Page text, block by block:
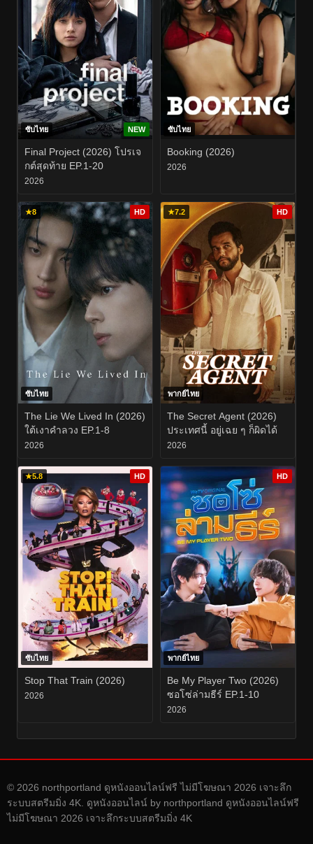
ซับไทย NEW
Final Project (2026) โปรเจ
กต์สุดท้าย EP.1-20
2026
ซับไทย
Booking (2026)
2026
★8 HD
ซับไทย
The Lie We Lived In (2026)
ใต้เงาคำลวง EP.1-8
2026
★7.2 HD
พากย์ไทย
The Secret Agent (2026)
ประเทศนี้ อยู่เฉย ๆ ก็ผิดได้
2026
★5.8 HD
ซับไทย
Stop That Train (2026)
2026
HD
พากย์ไทย
Be My Player Two (2026)
ซอโซ่ล่ามธีร์ EP.1-10
2026
© 2026 northportland ดูหนังออนไลน์ฟรี ไม่มีโฆษณา 2026 เจาะลึก
ระบบสตรีมมิ่ง 4K. ดูหนังออนไลน์ by northportland ดูหนังออนไลน์ฟรี
ไม่มีโฆษณา 2026 เจาะลึกระบบสตรีมมิ่ง 4K